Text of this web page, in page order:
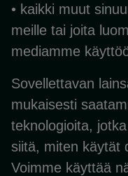
• kaikki muut
meille tai joita
mediamme
Sovellettavan
mukaisesti
teknologioita,
siitä, miten käytät
Voimme käyttää